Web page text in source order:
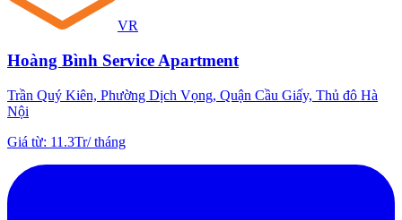
VR
Hoàng Bình Service Apartment
Trần Quý Kiên, Phường Dịch Vọng, Quận Cầu Giấy, Thủ đô Hà
Nội
Giá từ: 11.3Tr/tháng